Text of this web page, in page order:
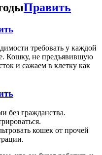
Править
требовать у каждой
Кошку, не предъявившую
и сажаем в клетку как
без гражданства.
кошек от прочей